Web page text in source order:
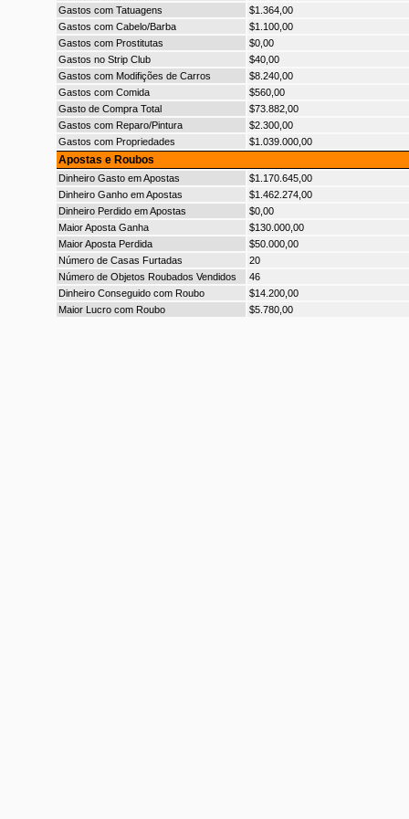
Gastos com Tatuagens
$1.364,00
Gastos com Cabelo/Barba
$1.100,00
Gastos com Prostitutas
$0,00
Gastos no Strip Club
$40,00
Gastos com Modifições de Carros
$8.240,00
Gastos com Comida
$560,00
Gasto de Compra Total
$73.882,00
Gastos com Reparo/Pintura
$2.300,00
Gastos com Propriedades
$1.039.000,00
Apostas e Roubos
Dinheiro Gasto em Apostas
$1.170.645,00
Dinheiro Ganho em Apostas
$1.462.274,00
Dinheiro Perdido em Apostas
$0,00
Maior Aposta Ganha
$130.000,00
Maior Aposta Perdida
$50.000,00
Número de Casas Furtadas
20
Número de Objetos Roubados Vendidos
46
Dinheiro Conseguido com Roubo
$14.200,00
Maior Lucro com Roubo
$5.780,00